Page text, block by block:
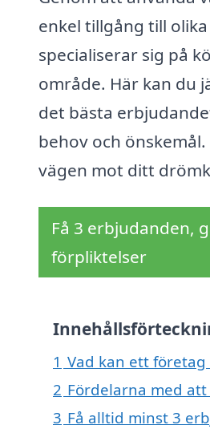
enkel tillgång till
specialiserar sig på
område. Här kan du
det bästa
behov och
vägen mot ditt
Få 3 erbjudanden,
förpliktelser
1 Vad kan ett
2 Fördelarna med
3 Få alltid minst 3